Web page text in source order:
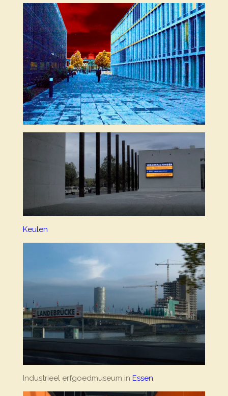
Keulen
Industrieel erfgoedmuseum in Essen